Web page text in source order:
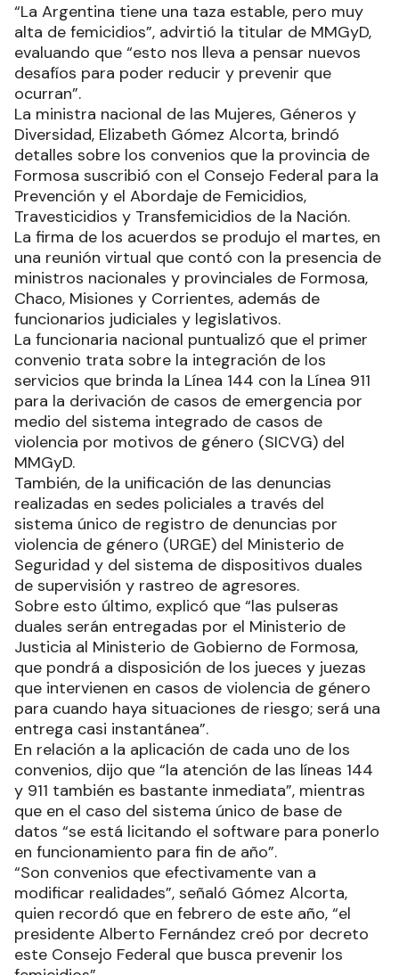
“La Argentina tiene una taza estable, pero muy
alta de femicidios”, advirtió la titular de MMGyD,
evaluando que “esto nos lleva a pensar nuevos
desafíos para poder reducir y prevenir que
ocurran”.
La ministra nacional de las Mujeres, Géneros y
Diversidad, Elizabeth Gómez Alcorta, brindó
detalles sobre los convenios que la provincia de
Formosa suscribió con el Consejo Federal para la
Prevención y el Abordaje de Femicidios,
Travesticidios y Transfemicidios de la Nación.
La firma de los acuerdos se produjo el martes, en
una reunión virtual que contó con la presencia de
ministros nacionales y provinciales de Formosa,
Chaco, Misiones y Corrientes, además de
funcionarios judiciales y legislativos.
La funcionaria nacional puntualizó que el primer
convenio trata sobre la integración de los
servicios que brinda la Línea 144 con la Línea 911
para la derivación de casos de emergencia por
medio del sistema integrado de casos de
violencia por motivos de género (SICVG) del
MMGyD.
También, de la unificación de las denuncias
realizadas en sedes policiales a través del
sistema único de registro de denuncias por
violencia de género (URGE) del Ministerio de
Seguridad y del sistema de dispositivos duales
de supervisión y rastreo de agresores.
Sobre esto último, explicó que “las pulseras
duales serán entregadas por el Ministerio de
Justicia al Ministerio de Gobierno de Formosa,
que pondrá a disposición de los jueces y juezas
que intervienen en casos de violencia de género
para cuando haya situaciones de riesgo; será una
entrega casi instantánea”.
En relación a la aplicación de cada uno de los
convenios, dijo que “la atención de las líneas 144
y 911 también es bastante inmediata”, mientras
que en el caso del sistema único de base de
datos “se está licitando el software para ponerlo
en funcionamiento para fin de año”.
“Son convenios que efectivamente van a
modificar realidades”, señaló Gómez Alcorta,
quien recordó que en febrero de este año, “el
presidente Alberto Fernández creó por decreto
este Consejo Federal que busca prevenir los